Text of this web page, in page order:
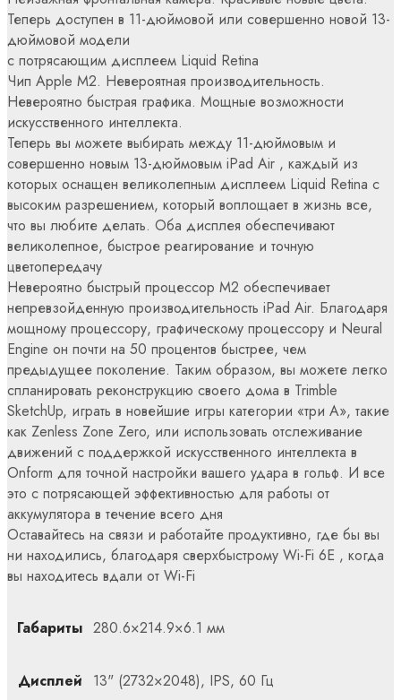
Теперь доступен в 11-дюймовой или совершенно новой 13-
дюймовой модели
с потрясающим дисплеем Liquid Retina
Чип Apple M2. Невероятная производительность.
Невероятно быстрая графика. Мощные возможности
искусственного интеллекта.
Теперь вы можете выбирать между 11-дюймовым и
совершенно новым 13-дюймовым iPad Air , каждый из
которых оснащен великолепным дисплеем Liquid Retina с
высоким разрешением, который воплощает в жизнь все,
что вы любите делать. Оба дисплея обеспечивают
великолепное, быстрое реагирование и точную
цветопередачу
Невероятно быстрый процессор M2 обеспечивает
непревзойденную производительность iPad Air. Благодаря
мощному процессору, графическому процессору и Neural
Engine он почти на 50 процентов быстрее, чем
предыдущее поколение. Таким образом, вы можете легко
спланировать реконструкцию своего дома в Trimble
SketchUp, играть в новейшие игры категории «три А», такие
как Zenless Zone Zero, или использовать отслеживание
движений с поддержкой искусственного интеллекта в
Onform для точной настройки вашего удара в гольф. И все
это с потрясающей эффективностью для работы от
аккумулятора в течение всего дня
Оставайтесь на связи и работайте продуктивно, где бы вы
ни находились, благодаря сверхбыстрому Wi-Fi 6E , когда
вы находитесь вдали от Wi-Fi
Габариты 280.6×214.9×6.1 мм
Дисплей 13" (2732×2048), IPS, 60 Гц